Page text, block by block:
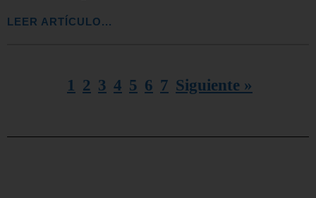
LEER ARTÍCULO...
1 2 3 4 5 6 7 Siguiente »